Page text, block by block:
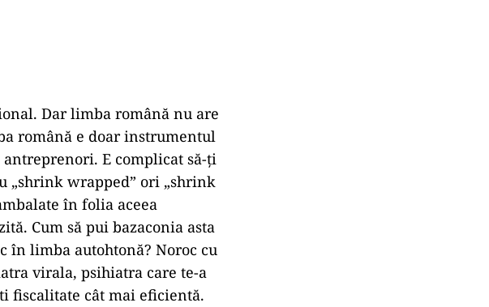
Dar limba română nu are
română e doar instrumentul
E complicat să-ți
„shrink wrapped” ori „shrink
în folia aceea
Cum să pui bazaconia asta
în limba autohtonă? Noroc cu
virala, psihiatra care te-a
fiscalitate cât mai eficientă.